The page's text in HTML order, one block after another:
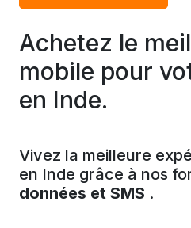
Achetez le
mobile pour
en Inde.
Vivez la meilleure
en Inde grâce à nos
données et SMS .